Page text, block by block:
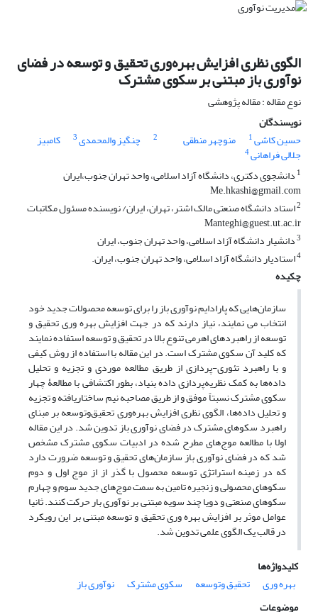
الگوی نظری افزایش بهره‌وری تحقیق و توسعه در فضای
نوآوری باز مبتنی بر سکوی مشترک
نوع مقاله : مقاله پژوهشی
نویسندگان
حسین کاشی1 منوچهر منطقی 2 چنگیز والمحمدی3 کامبیز
جلالی فراهانی4
1 دانشجوی دکتری، دانشگاه آزاد اسلامی، واحد تهران جنوب،ایران
Me.hkashi@gmail.com
2استاد دانشگاه صنعتی مالک اشتر، تهران، ایران/ نویسنده مسئول مکاتبات
Manteghi@guest.ut.ac.ir
3دانشیار دانشگاه آزاد اسلامی، واحد تهران جنوب، ایران
4استادیار دانشگاه آزاد اسلامی، واحد تهران جنوب، ایران.
چکیده
سازمان‌هایی که پارادایم نوآوری باز را برای توسعه محصولات جدید خود
انتخاب می نمایند، نیاز دارند که در جهت افزایش بهره وری تحقیق و
توسعه از راهبردهای اهرمی تنوع بالا در تحقیق و توسعه استفاده نمایند
که کلید آن سکوی مشترک است. در این مقاله با استفاده از روش کیفی
و با راهبرد تئوری-پردازی از طریق مطالعه موردی و تجزیه و تحلیل
داده‌ها به کمک نظریه‌پردازی داده بنیاد، بطور اکتشافی با مطالعۀ چهار
سکوی مشترک نسبتاً موفق و از طریق مصاحبه نیم‌ ساختاریافته و تجزیه
و تحلیل داده‌ها، الگوی نظری افزایش بهره‌وری تحقیق‌وتوسعه بر مبنای
راهبرد سکوهای مشترک در فضای نوآوری باز تدوین شد. در این مقاله
اولا با مطالعه موج‌های مطرح شده در ادبیات سکوی مشترک مشخص
شد که در فضای نوآوری باز سازمان‌های تحقیق و توسعه ضرورت دارد
که در زمینه استراتژی توسعه محصول با گذر از از موج اول و دوم
سکوهای محصولی و زنجیره تامین به سمت موج‌های جدید سوم و چهارم
سکوهای صنعتی و دویا چند سویه مبتنی بر نوآوری بار حرکت کنند. ثانیا
عوامل موثر بر افزایش بهره وری تحقیق و توسعه مبتنی بر این رویکرد
در قالب یک الگوی علمی تدوین شد.
کلیدواژه‌ها
بهره وری
تحقیق وتوسعه سکوی مشترک
نوآوری باز
موضوعات